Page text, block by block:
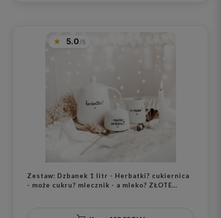
5.0
Zestaw: Dzbanek 1 litr - Herbatki? cukiernica
- może cukru? mlecznik - a mleko? ZŁOTE